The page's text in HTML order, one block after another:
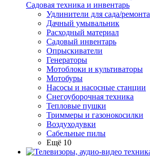
Садовая техника и инвентарь
Удлинители для сада/ремонта
Дачный умывальник
Расходный материал
Садовый инвентарь
Опрыскиватели
Генераторы
Мотоблоки и культиваторы
Мотобуры
Насосы и насосные станции
Снегоуборочная техника
Тепловые пушки
Триммеры и газонокосилки
Воздуходувки
Сабельные пилы
Ещё 10